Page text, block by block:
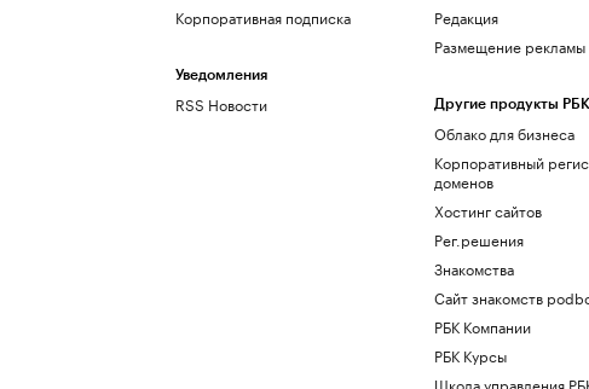
Корпоративная подписка
Уведомления
RSS Новости
Редакция
Размещение рекламы
Другие продукты РБК
Облако для бизнеса
Корпоративный
доменов
Хостинг сайтов
Рег.решения
Знакомства
Сайт знакомств
РБК Компании
РБК Курсы
Школа управления